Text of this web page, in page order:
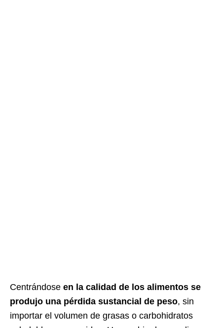
Centrándose en la calidad de los alimentos se
produjo una pérdida sustancial de peso, sin
importar el volumen de grasas o carbohidratos